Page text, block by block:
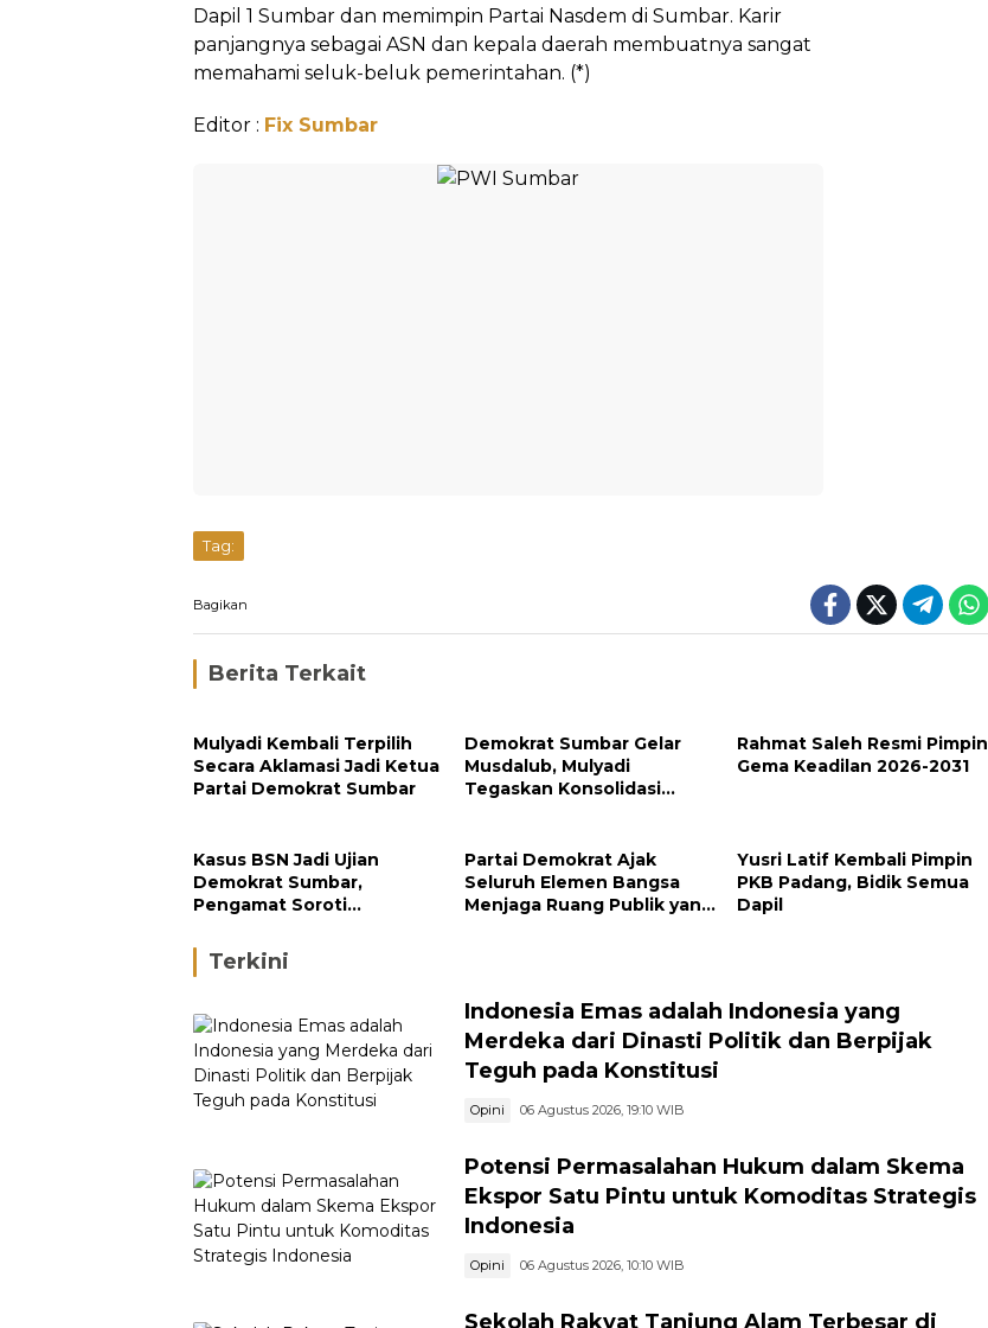
Dapil 1 Sumbar dan memimpin Partai Nasdem di Sumbar. Karir
panjangnya sebagai ASN dan kepala daerah membuatnya sangat
memahami seluk-beluk pemerintahan. (*)
Editor : Fix Sumbar
Tag:
Bagikan
Berita Terkait
Mulyadi Kembali Terpilih
Secara Aklamasi Jadi Ketua
Partai Demokrat Sumbar
Demokrat Sumbar Gelar
Musdalub, Mulyadi
Tegaskan Konsolidasi
Rahmat Saleh Resmi Pimpin
Gema Keadilan 2026-2031
Kasus BSN Jadi Ujian
Demokrat Sumbar,
Pengamat Soroti
Kader Bermasalah
Partai Demokrat Ajak
Seluruh Elemen Bangsa
Menjaga Ruang Publik yang
Yusri Latif Kembali Pimpin
PKB Padang, Bidik Semua
Dapil
Terkini
Indonesia Emas adalah Indonesia yang
Merdeka dari Dinasti Politik dan Berpijak
Teguh pada Konstitusi
Opini 06 Agustus 2026, 19:10 WIB
Potensi Permasalahan Hukum dalam Skema
Ekspor Satu Pintu untuk Komoditas Strategis
Indonesia
Opini 06 Agustus 2026, 10:10 WIB
Sekolah Rakyat Tanjung Alam Terbesar di